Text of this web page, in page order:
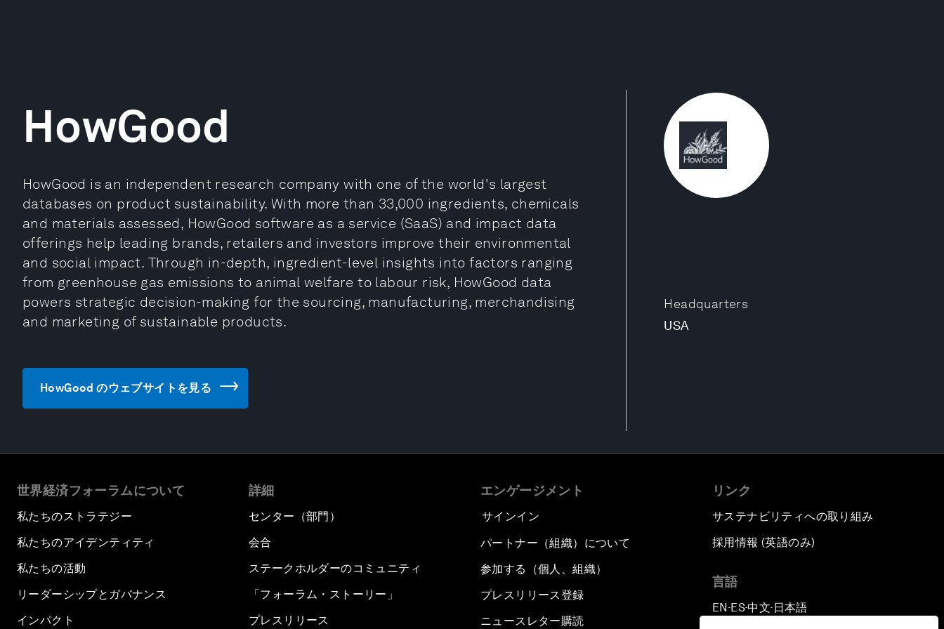
Headquarters
USA
HowGood
HowGood is an independent research company with one of the world's largest
databases on product sustainability. With more than 33,000 ingredients, chemicals
and materials assessed, HowGood software as a service (SaaS) and impact data
offerings help leading brands, retailers and investors improve their environmental
and social impact. Through in-depth, ingredient-level insights into factors ranging
from greenhouse gas emissions to animal welfare to labour risk, HowGood data
powers strategic decision-making for the sourcing, manufacturing, merchandising
and marketing of sustainable products.
HowGood のウェブサイトを見る
世界経済フォーラムについて
私たちのストラテジー
私たちのアイデンティティ
私たちの活動
リーダーシップとガバナンス
インパクト
詳細
センター（部門）
会合
ステークホルダーのコミュニティ
「フォーラム・ストーリー」
プレスリリース
エンゲージメント
サインイン
パートナー（組織）について
参加する（個人、組織）
プレスリリース登録
ニュースレター購読
リンク
サステナビリティへの取り組み
採用情報 (英語のみ)
言語
EN ▪ES▪中文▪ 日本語